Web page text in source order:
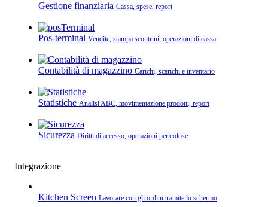
Gestione finanziaria Cassa, spese, report
Pos-terminal Vendite, stampa scontrini, operazioni di cassa
Contabilità di magazzino Carichi, scarichi e inventario
Statistiche Analisi ABC, movimentazione prodotti, report
Sicurezza Diritti di accesso, operazioni pericolose
Integrazione
Kitchen Screen Lavorare con gli ordini tramite lo schermo